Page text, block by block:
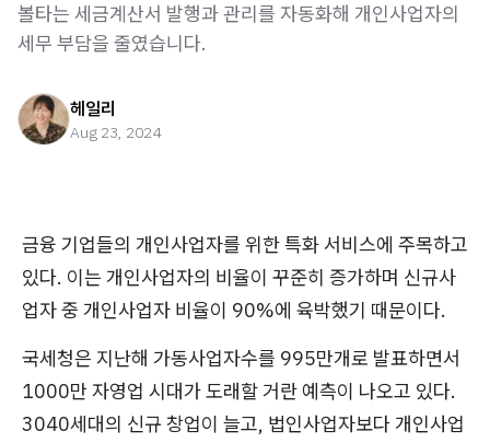
볼타는 세금계산서 발행과 관리를 자동화해 개인사업자의
세무 부담을 줄였습니다.
헤일리
Aug 23, 2024
금융 기업들의 개인사업자를 위한 특화 서비스에 주목하고
있다. 이는 개인사업자의 비율이 꾸준히 증가하며 신규사
업자 중 개인사업자 비율이 90%에 육박했기 때문이다.
국세청은 지난해 가동사업자수를 995만개로 발표하면서
1000만 자영업 시대가 도래할 거란 예측이 나오고 있다.
3040세대의 신규 창업이 늘고, 법인사업자보다 개인사업